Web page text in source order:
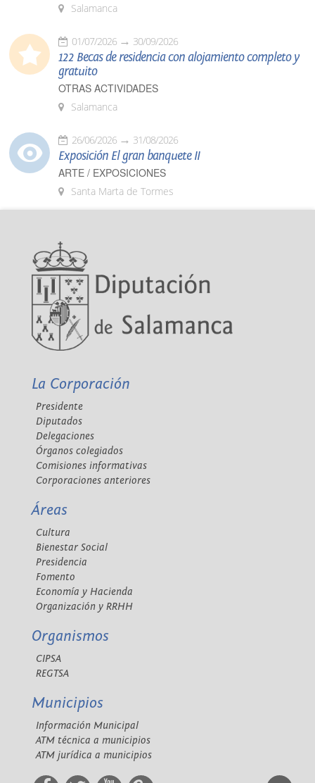
Salamanca
01/07/2026 30/09/2026
122 Becas de residencia con alojamiento completo y
gratuito
OTRAS ACTIVIDADES
Salamanca
26/06/2026 31/08/2026
Exposición El gran banquete II
ARTE / EXPOSICIONES
Santa Marta de Tormes
La Corporación
Presidente
Diputados
Delegaciones
Órganos colegiados
Comisiones informativas
Corporaciones anteriores
Áreas
Cultura
Bienestar Social
Presidencia
Fomento
Economía y Hacienda
Organización y RRHH
Organismos
CIPSA
REGTSA
Municipios
Información Municipal
ATM técnica a municipios
ATM jurídica a municipios